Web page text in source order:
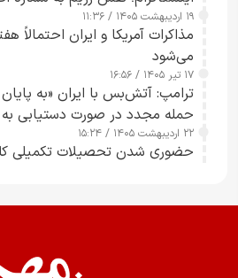
۱۹ اردیبهشت ۱۴۰۵ / ۱۱:۳۶
مذاکرات آمریکا و ایران احتمالاً
می‌شود
۱۷ تیر ۱۴۰۵ / ۱۶:۵۶
ترامپ: آتش‌بس با ایران «به
حمله مجدد در صورت دستیابی
۲۲ اردیبهشت ۱۴۰۵ / ۱۵:۲۴
حضوری شدن تحصیلات تکمیلی